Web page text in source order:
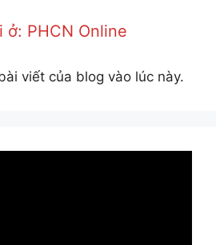
ở: PHCN Online
viết của blog vào lúc này.